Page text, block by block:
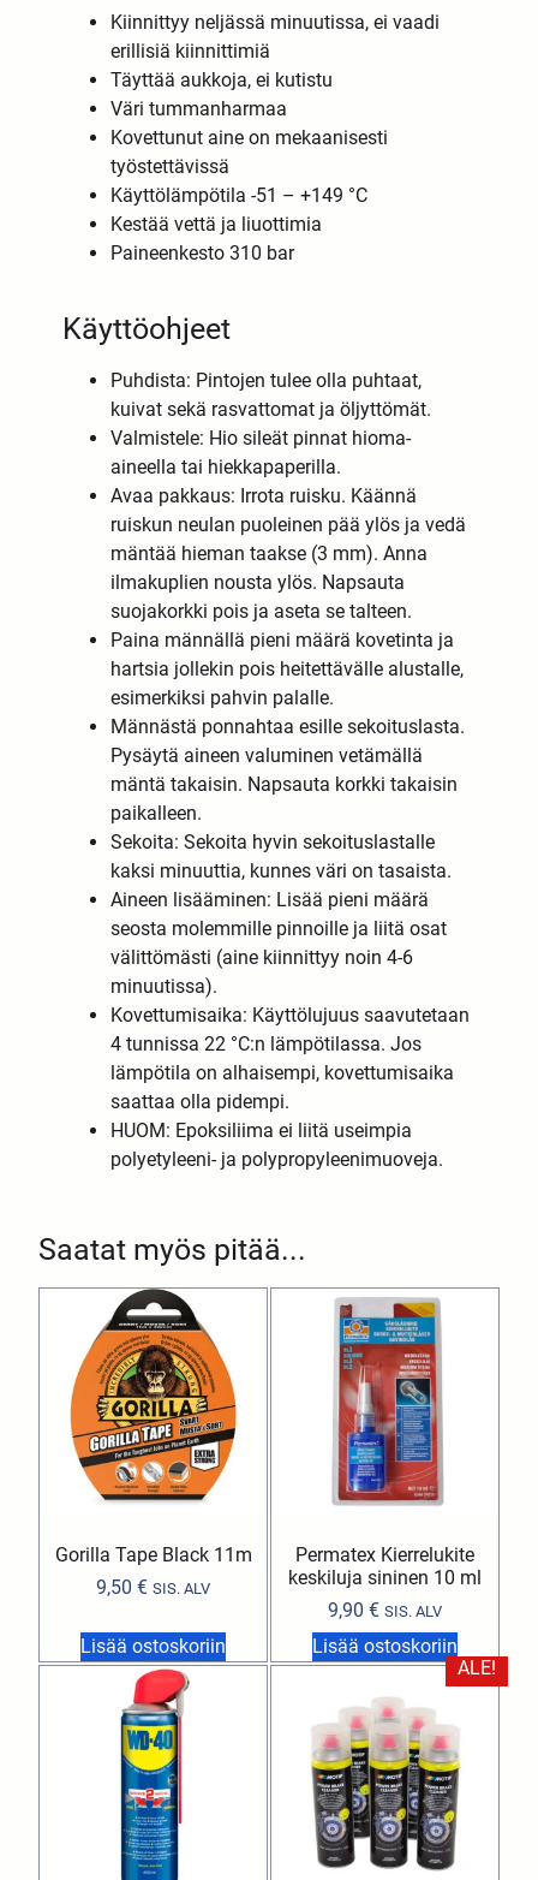
Saatat myös pitää...
Gorilla Tape Black 11m
9,50€ SIS. ALV
Lisää ostoskoriin
Permatex Kierrelukite
keskiluja sininen 10 ml
9,90 € SIS. ALV
Lisää ostoskoriin
ALE!
Kiinnittyy neljässä minuutissa, ei vaadi
erillisiä kiinnittimiä
Täyttää aukkoja, ei kutistu
Väri tummanharmaa
Kovettunut aine on mekaanisesti
työstettävissä
Käyttölämpötila -51 – +149 °C
Kestää vettä ja liuottimia
Paineenkesto 310 bar
Käyttöohjeet
Puhdista: Pintojen tulee olla puhtaat,
kuivat sekä rasvattomat ja öljyttömät.
Valmistele: Hio sileät pinnat hioma-
aineella tai hiekkapaperilla.
Avaa pakkaus: Irrota ruisku. Käännä
ruiskun neulan puoleinen pää ylös ja vedä
mäntää hieman taakse (3 mm). Anna
ilmakuplien nousta ylös. Napsauta
suojakorkki pois ja aseta se talteen.
Paina männällä pieni määrä kovetinta ja
hartsia jollekin pois heitettävälle alustalle,
esimerkiksi pahvin palalle.
Männästä ponnahtaa esille sekoituslasta.
Pysäytä aineen valuminen vetämällä
mäntä takaisin. Napsauta korkki takaisin
paikalleen.
Sekoita: Sekoita hyvin sekoituslastalle
kaksi minuuttia, kunnes väri on tasaista.
Aineen lisääminen: Lisää pieni määrä
seosta molemmille pinnoille ja liitä osat
välittömästi (aine kiinnittyy noin 4-6
minuutissa).
Kovettumisaika: Käyttölujuus saavutetaan
4 tunnissa 22 °C:n lämpötilassa. Jos
lämpötila on alhaisempi, kovettumisaika
saattaa olla pidempi.
HUOM: Epoksiliima ei liitä useimpia
polyetyleeni- ja polypropyleenimuoveja.